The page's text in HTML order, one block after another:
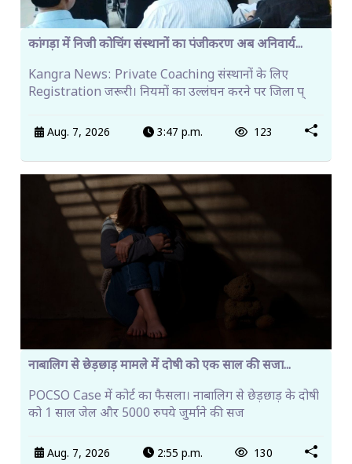
कांगड़ा में निजी कोचिंग संस्थानों का पंजीकरण अब अनिवार्य...
Kangra News: Private Coaching संस्थानों के लिए
Registration जरूरी। नियमों का उल्लंघन करने पर जिला प्
Aug. 7, 2026 3:47 p.m. 123
नाबालिग से छेड़छाड़ मामले में दोषी को एक साल की सजा...
POCSO Case में कोर्ट का फैसला। नाबालिग से छेड़छाड़ के दोषी
को 1 साल जेल और 5000 रुपये जुर्माने की सज
Aug. 7, 2026 2:55 p.m. 130